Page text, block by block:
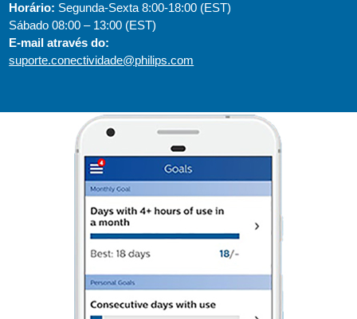
Horário: Segunda-Sexta 8:00-18:00 (EST)
Sábado 08:00 – 13:00 (EST)
E-mail através do:
suporte.conectividade@philips.com